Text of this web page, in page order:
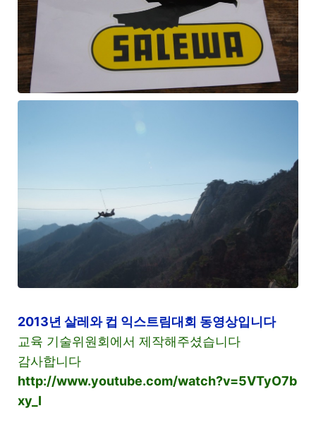
2013년 살레와 컵 익스트림대회 동영상입니다
교육 기술위원회에서 제작해주셨습니다
감사합니다
http://www.youtube.com/watch?v=5VTyO7b
xy_I